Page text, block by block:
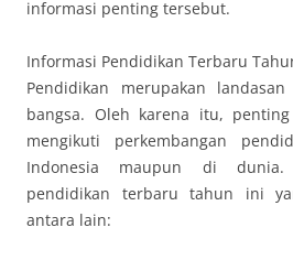
informasi penting tersebut.
Informasi Pendidikan Terbaru
Pendidikan merupakan
bangsa. Oleh karena itu,
mengikuti perkembangan
Indonesia maupun di dunia.
pendidikan terbaru tahun ini
antara lain: